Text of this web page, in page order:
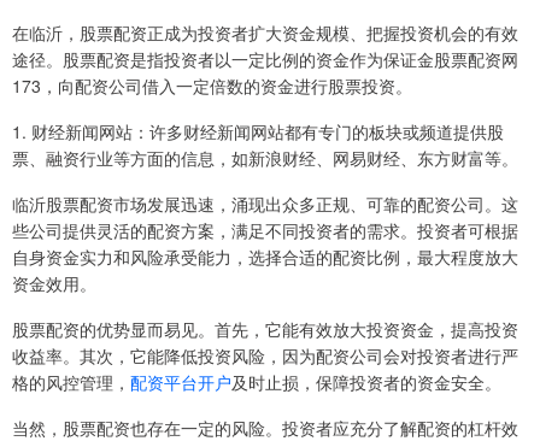
在临沂，股票配资正成为投资者扩大资金规模、把握投资机会的有效
途径。股票配资是指投资者以一定比例的资金作为保证金股票配资网
173，向配资公司借入一定倍数的资金进行股票投资。
1. 财经新闻网站：许多财经新闻网站都有专门的板块或频道提供股
票、融资行业等方面的信息，如新浪财经、网易财经、东方财富等。
临沂股票配资市场发展迅速，涌现出众多正规、可靠的配资公司。这
些公司提供灵活的配资方案，满足不同投资者的需求。投资者可根据
自身资金实力和风险承受能力，选择合适的配资比例，最大程度放大
资金效用。
股票配资的优势显而易见。首先，它能有效放大投资资金，提高投资
收益率。其次，它能降低投资风险，因为配资公司会对投资者进行严
格的风控管理， 配资平台开户及时止损，保障投资者的资金安全。
当然，股票配资也存在一定的风险。投资者应充分了解配资的杠杆效